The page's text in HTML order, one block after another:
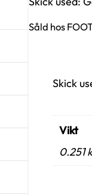
Såld hos
Skick
Vikt
0.251